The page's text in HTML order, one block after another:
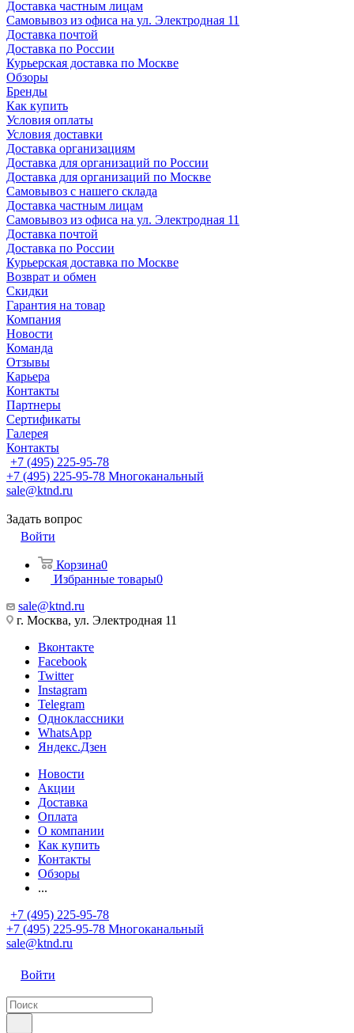
Доставка частным лицам
Самовывоз из офиса на ул. Электродная 11
Доставка почтой
Доставка по России
Курьерская доставка по Москве
Обзоры
Бренды
Как купить
Условия оплаты
Условия доставки
Доставка организациям
Доставка для организаций по России
Доставка для организаций по Москве
Самовывоз с нашего склада
Доставка частным лицам
Самовывоз из офиса на ул. Электродная 11
Доставка почтой
Доставка по России
Курьерская доставка по Москве
Возврат и обмен
Скидки
Гарантия на товар
Компания
Новости
Команда
Отзывы
Карьера
Контакты
Партнеры
Сертификаты
Галерея
Контакты
+7 (495) 225-95-78
+7 (495) 225-95-78 Многоканальный
sale@ktnd.ru
Задать вопрос
Войти
Корзина0
Избранные товары0
sale@ktnd.ru
г. Москва, ул. Электродная 11
Вконтакте
Facebook
Twitter
Instagram
Telegram
Одноклассники
WhatsApp
Яндекс.Дзен
Новости
Акции
Доставка
Оплата
О компании
Как купить
Контакты
Обзоры
...
+7 (495) 225-95-78
+7 (495) 225-95-78 Многоканальный
sale@ktnd.ru
Войти